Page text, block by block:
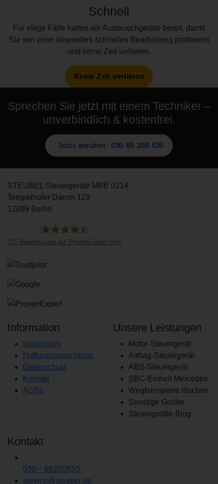
Schnell
Für eilige Fälle halten wir Austauschgeräte bereit, damit
Sie von einer besonders schnellen Bearbeitung profitieren
und keine Zeit verlieren.
Keine Zeit verlieren
Sprechen Sie jetzt mit einem Techniker –
unverbindlich & kostenfrei.
Jetzt anrufen: 030 69 200 535
STEUBEL Steuergeräte MBE 0214
Tempelhofer Damm 129
12099 Berlin
215 Bewertungen auf ProvenExpert.com
Information
Impressum
Haftungsausschluss
Datenschutz
Kontakt
AGBs
Unsere Leistungen
Motor-Steuergerät
Airbag-Steuergerät
ABS-Steuergerät
SBC-Einheit Mercedes
Wegfahrsperre löschen
Sonstige Geräte
Steuergeräte Blog
Kontakt
030 - 69200535
service@steubel.de